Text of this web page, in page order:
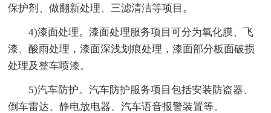
保护剂、做翻新处理、三滤清洁等项目。
4)漆面处理。漆面处理服务项目可分为氧化膜、飞
漆、酸雨处理，漆面深浅划痕处理，漆面部分板面破损
处理及整车喷漆。
5)汽车防护。汽车防护服务项目包括安装防盗器、
倒车雷达、静电放电器、汽车语音报警装置等。